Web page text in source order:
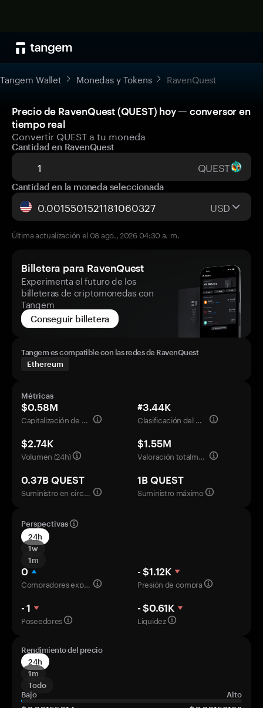
Tangem Wallet Monedas y Tokens RavenQuest
Precio de RavenQuest (QUEST) hoy — conversor en
tiempo real
Convertir QUEST a tu moneda
Cantidad en RavenQuest
QUEST
Cantidad en la moneda seleccionada
USD
Última actualización el 08 ago., 2026 04:30 a. m.
Billetera para RavenQuest
Experimenta el futuro de los
billeteras de criptomonedas con
Tangem
Conseguir billetera
Tangem es compatible con las redes de RavenQuest
Ethereum
Métricas
$0.58M
Capitalización de mercado
#3.44K
Clasificación del mercado
$2.74K
Volumen (24h)
$1.55M
Valoración totalmente diluida
0.37B QUEST
Suministro en circulación
1B QUEST
Suministro máximo
Perspectivas
24h
1w
1m
0
Compradores experimentados
- $1.12K
Presión de compra
- 1
Poseedores
- $0.61K
Liquidez
Rendimiento del precio
24h
1m
Todo
Bajo
Alto